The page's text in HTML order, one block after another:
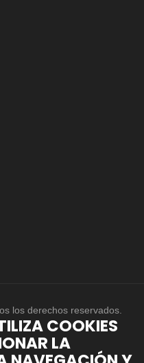
los derechos reservados.
COOKIES
LA